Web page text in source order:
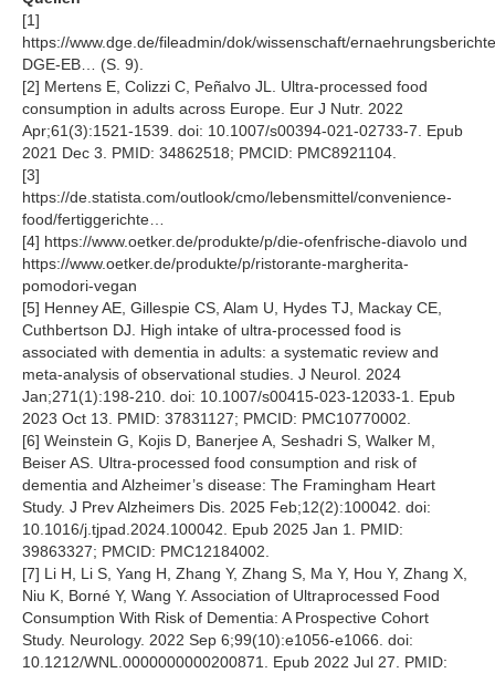
[1]
https://www.dge.de/fileadmin/dok/wissenschaft/
DGE-EB… (S. 9).
[2] Mertens E, Colizzi C, Peñalvo JL. Ultra-processed food
consumption in adults across Europe. Eur J Nutr. 2022
Apr;61(3):1521-1539. doi: 10.1007/s00394-021-02733-7. Epub
2021 Dec 3. PMID: 34862518; PMCID: PMC8921104.
[3]
https://de.statista.com/outlook/cmo/lebensmittel/convenience-
food/fertiggerichte…
[4] https://www.oetker.de/produkte/p/die-ofenfrische-diavolo und
https://www.oetker.de/produkte/p/ristorante-margherita-
pomodori-vegan
[5] Henney AE, Gillespie CS, Alam U, Hydes TJ, Mackay CE,
Cuthbertson DJ. High intake of ultra-processed food is
associated with dementia in adults: a systematic review and
meta-analysis of observational studies. J Neurol. 2024
Jan;271(1):198-210. doi: 10.1007/s00415-023-12033-1. Epub
2023 Oct 13. PMID: 37831127; PMCID: PMC10770002.
[6] Weinstein G, Kojis D, Banerjee A, Seshadri S, Walker M,
Beiser AS. Ultra-processed food consumption and risk of
dementia and Alzheimer’s disease: The Framingham Heart
Study. J Prev Alzheimers Dis. 2025 Feb;12(2):100042. doi:
10.1016/j.tjpad.2024.100042. Epub 2025 Jan 1. PMID:
39863327; PMCID: PMC12184002.
[7] Li H, Li S, Yang H, Zhang Y, Zhang S, Ma Y, Hou Y, Zhang X,
Niu K, Borné Y, Wang Y. Association of Ultraprocessed Food
Consumption With Risk of Dementia: A Prospective Cohort
Study. Neurology. 2022 Sep 6;99(10):e1056-e1066. doi:
10.1212/WNL.0000000000200871. Epub 2022 Jul 27. PMID: